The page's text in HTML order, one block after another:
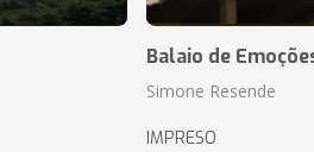
Balaio de
Simone Resende
IMPRESO